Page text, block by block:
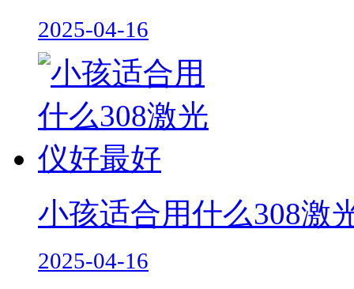
2025-04-16
小孩适合用什么308激
2025-04-16